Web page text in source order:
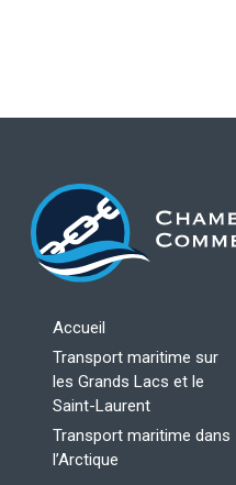
Accueil
Transport maritime sur
les Grands Lacs et le
Saint-Laurent
Transport maritime dans
l’Arctique